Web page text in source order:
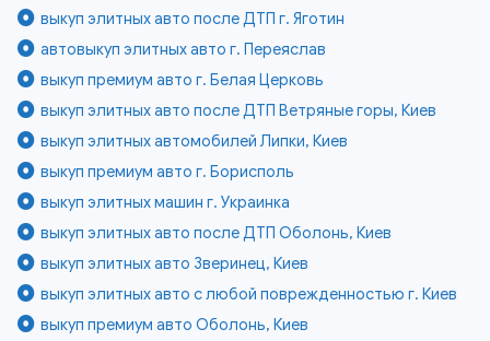
выкуп элитных авто после ДТП г. Яготин
автовыкуп элитных авто г. Переяслав
выкуп премиум авто г. Белая Церковь
выкуп элитных авто после ДТП Ветряные горы, Киев
выкуп элитных автомобилей Липки, Киев
выкуп премиум авто г. Борисполь
выкуп элитных машин г. Украинка
выкуп элитных авто после ДТП Оболонь, Киев
выкуп элитных авто Зверинец, Киев
выкуп элитных авто с любой поврежденностью г. Киев
выкуп премиум авто Оболонь, Киев